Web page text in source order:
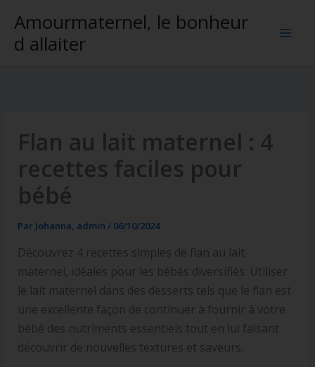
contenu
Amourmaternel, le bonheur
d allaiter
Flan au lait maternel : 4
recettes faciles pour
bébé
Par Johanna, admin / 06/10/2024
Découvrez 4 recettes simples de flan au lait
maternel, idéales pour les bébés diversifiés. Utiliser
le lait maternel dans des desserts tels que le flan est
une excellente façon de continuer à fournir à votre
bébé des nutriments essentiels tout en lui faisant
découvrir de nouvelles textures et saveurs.